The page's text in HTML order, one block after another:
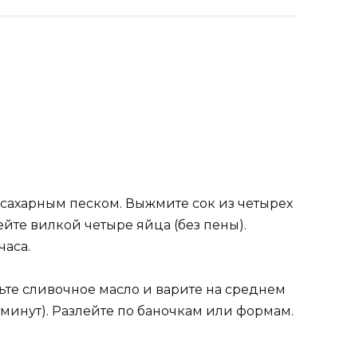
песком. Выжмите сок из четырех
вилкой четыре яйца (без пены).
сливочное масло и варите на среднем
Разлейте по баночкам или формам.